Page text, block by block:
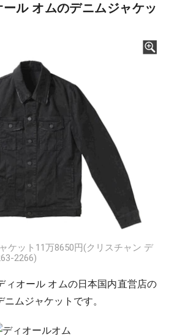
ール オムのデニムジャケッ
ケット11万8650円(クリスチャン デ
2266)
ィオール オムの日本国内直営店の
ムジャケットです。